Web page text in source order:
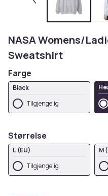
NASA Womens/
Sweatshirt
Farge
Black
Tilgjengelig
Størrelse
L (EU)
Tilgjengelig
M